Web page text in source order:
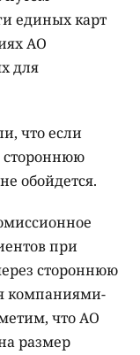
единых карт
АО
для
что если
стороннюю
обойдется.
при
стороннюю
компаниями-
что АО
размер